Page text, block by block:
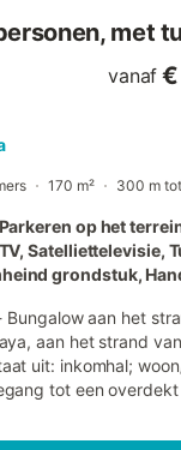
met
vanaf
170 m² 300 m
op het
Satelliettelevisie,
grondstuk,
Bungalow aan het
aan het strand
uit: inkomhal;
tot een
grote en-suite